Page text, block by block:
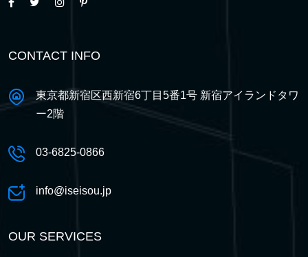
CONTACT INFO
東京都新宿区西新宿6丁目5番1号 新宿アイランドタワ
ー2階
03-6825-0866
info@iseisou.jp
OUR SERVICES